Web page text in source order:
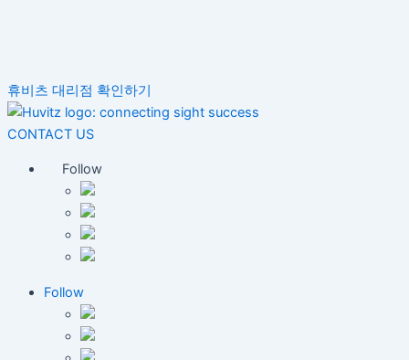
휴비츠 대리점 확인하기
CONTACT US
Follow
Follow